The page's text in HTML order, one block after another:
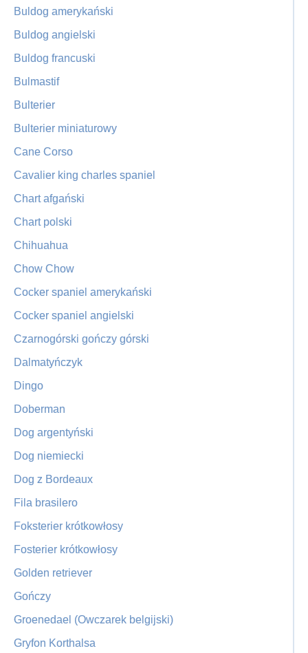
Buldog amerykański
Buldog angielski
Buldog francuski
Bulmastif
Bulterier
Bulterier miniaturowy
Cane Corso
Cavalier king charles spaniel
Chart afgański
Chart polski
Chihuahua
Chow Chow
Cocker spaniel amerykański
Cocker spaniel angielski
Czarnogórski gończy górski
Dalmatyńczyk
Dingo
Doberman
Dog argentyński
Dog niemiecki
Dog z Bordeaux
Fila brasilero
Foksterier krótkowłosy
Fosterier krótkowłosy
Golden retriever
Gończy
Groenedael (Owczarek belgijski)
Gryfon Korthalsa